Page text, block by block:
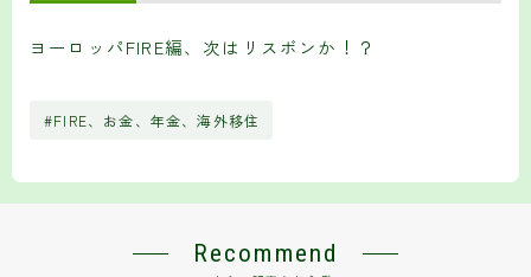
ヨーロッパFIRE編、次はリスボンか！？
#FIRE、お金、年金、海外移住
Recommend